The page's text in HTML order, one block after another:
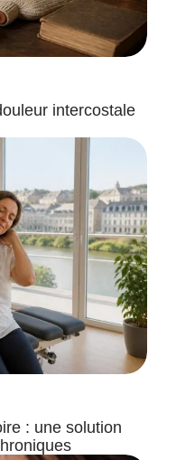
intercostale
: une solution